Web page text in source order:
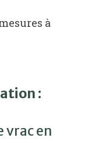
à
:
vrac en